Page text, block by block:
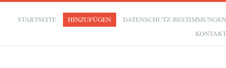
STARTSEITE HINZUFÜGEN
DATENSCHUTZ-